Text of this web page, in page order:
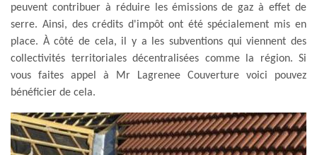
peuvent contribuer à réduire les émissions de gaz à effet de
serre. Ainsi, des crédits d'impôt ont été spécialement mis en
place. À côté de cela, il y a les subventions qui viennent des
collectivités territoriales décentralisées comme la région. Si
vous faites appel à Mr Lagrenee Couverture voici pouvez
bénéficier de cela.